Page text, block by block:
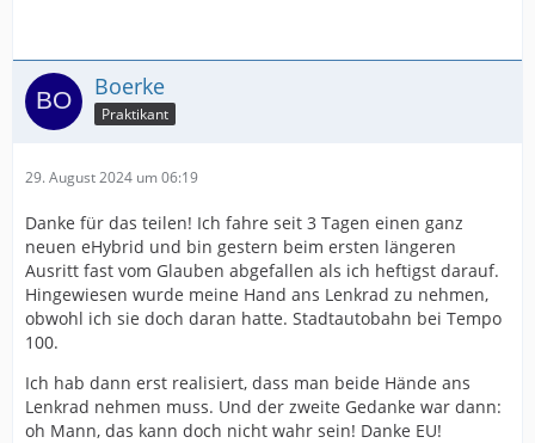
Boerke
Praktikant
29. August 2024 um 06:19
Danke für das teilen! Ich fahre seit 3 Tagen einen ganz
neuen eHybrid und bin gestern beim ersten längeren
Ausritt fast vom Glauben abgefallen als ich heftigst darauf.
Hingewiesen wurde meine Hand ans Lenkrad zu nehmen,
obwohl ich sie doch daran hatte. Stadtautobahn bei Tempo
100.
Ich hab dann erst realisiert, dass man beide Hände ans
Lenkrad nehmen muss. Und der zweite Gedanke war dann:
oh Mann, das kann doch nicht wahr sein! Danke EU!